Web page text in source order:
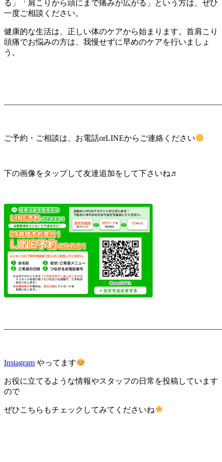
る」「肩こりから頭にまで痛みが広がる」という方は、ぜひ
一度ご相談ください。
健康的な生活は、正しい体のケアから始まります。首肩こり
頭痛でお悩みの方は、我慢せずに早めのケアを行いましょ
う。
—————————————————————
ご予約・ご相談は、お電話orLINEからご連絡ください
下の画像をタップして友達追加をして下さいね♬
Instagram やってます
お役に立てるような情報やスタッフの日常を投稿しています
ので
ぜひこちらもチェックしてみてくださいね